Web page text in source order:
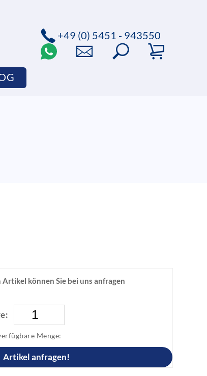
+49 (0) 5451 - 943550
Artikel können Sie bei uns anfragen
Menge:
Artikel anfragen!